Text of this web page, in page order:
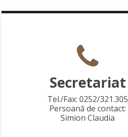
Secretariat
Tel./Fax: 0252/321.305
Persoană de contact:
Simion Claudia